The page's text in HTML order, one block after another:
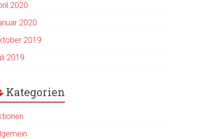
2020
2020
2019
2019
Kategorien